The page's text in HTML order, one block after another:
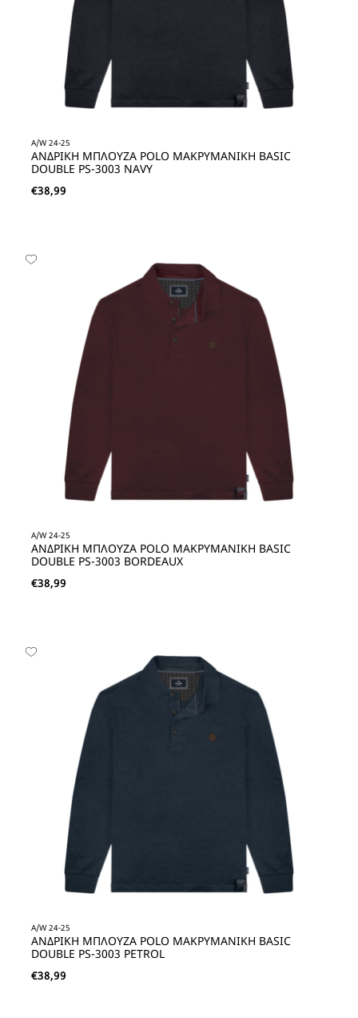
A/W 24-25
ΑΝΔΡΙΚΗ ΜΠΛΟΥΖΑ POLO ΜΑΚΡΥΜΑΝΙΚΗ BASIC
DOUBLE PS-3003 NAVY
€38,99
A/W 24-25
ΑΝΔΡΙΚΗ ΜΠΛΟΥΖΑ POLO ΜΑΚΡΥΜΑΝΙΚΗ BASIC
DOUBLE PS-3003 BORDEAUX
€38,99
A/W 24-25
ΑΝΔΡΙΚΗ ΜΠΛΟΥΖΑ POLO ΜΑΚΡΥΜΑΝΙΚΗ BASIC
DOUBLE PS-3003 PETROL
€38,99